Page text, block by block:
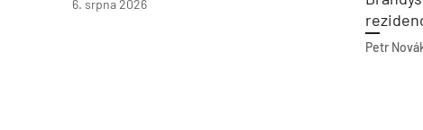
6. srpna 2026
Petr